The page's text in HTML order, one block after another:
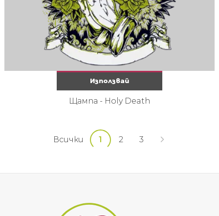
Използвай
Щампа - Holy Death
Всички 1 2 3